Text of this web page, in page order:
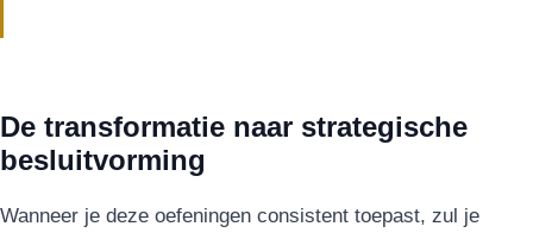
De transformatie naar strategische
besluitvorming
Wanneer je deze oefeningen consistent toepast, zul je